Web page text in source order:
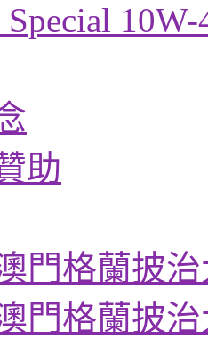
10W-
助
門格蘭披
門格蘭披